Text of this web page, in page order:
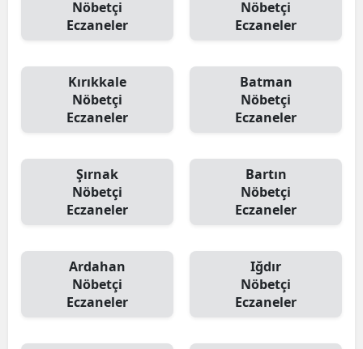
Nöbetçi
Eczaneler
Nöbetçi
Eczaneler
Kırıkkale
Nöbetçi
Eczaneler
Batman
Nöbetçi
Eczaneler
Şırnak
Nöbetçi
Eczaneler
Bartın
Nöbetçi
Eczaneler
Ardahan
Nöbetçi
Eczaneler
Iğdır
Nöbetçi
Eczaneler